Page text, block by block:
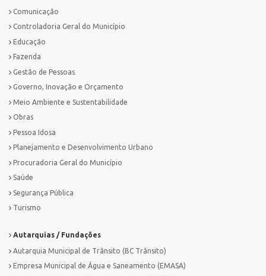
Comunicação
Controladoria Geral do Município
Educação
Fazenda
Gestão de Pessoas
Governo, Inovação e Orçamento
Meio Ambiente e Sustentabilidade
Obras
Pessoa Idosa
Planejamento e Desenvolvimento Urbano
Procuradoria Geral do Município
Saúde
Segurança Pública
Turismo
Autarquias / Fundações
Autarquia Municipal de Trânsito (BC Trânsito)
Empresa Municipal de Água e Saneamento (EMASA)